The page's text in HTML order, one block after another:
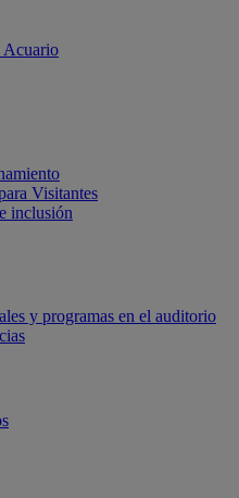
Acuario
Visitantes
inclusión
y programas en el auditorio